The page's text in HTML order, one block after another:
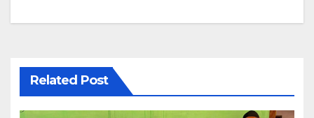
Related Post